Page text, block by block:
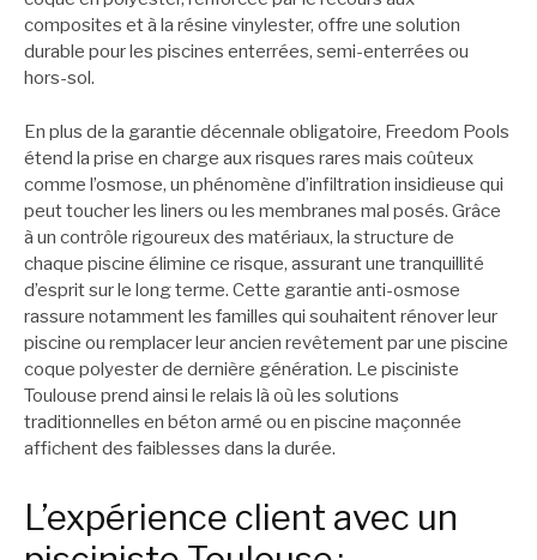
composites et à la résine vinylester, offre une solution
durable pour les piscines enterrées, semi-enterrées ou
hors-sol.
En plus de la garantie décennale obligatoire, Freedom Pools
étend la prise en charge aux risques rares mais coûteux
comme l’osmose, un phénomène d’infiltration insidieuse qui
peut toucher les liners ou les membranes mal posés. Grâce
à un contrôle rigoureux des matériaux, la structure de
chaque piscine élimine ce risque, assurant une tranquillité
d’esprit sur le long terme. Cette garantie anti-osmose
rassure notamment les familles qui souhaitent rénover leur
piscine ou remplacer leur ancien revêtement par une piscine
coque polyester de dernière génération. Le pisciniste
Toulouse prend ainsi le relais là où les solutions
traditionnelles en béton armé ou en piscine maçonnée
affichent des faiblesses dans la durée.
L’expérience client avec un